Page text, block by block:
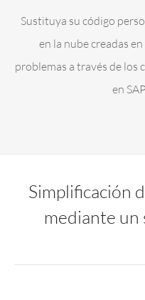
Sustituya su código
en la nube creadas
problemas a través de los
en
Simplificación
mediante